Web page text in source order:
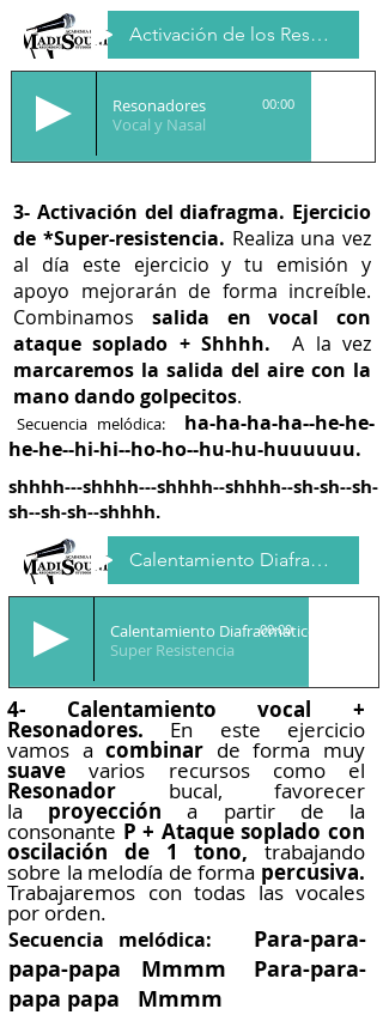
Activación de los Resonadores
Resonadores
Vocal y Nasal
00:00
3- Activación del diafragma. Ejercicio
de *Super-resistencia. Realiza una vez
al día este ejercicio y tu emisión y
apoyo mejorarán de forma increíble.
Combinamos salida en vocal con
ataque soplado + Shhhh. A la vez
marcaremos la salida del aire con la
mano dando golpecitos.
Secuencia melódica:ha-ha-ha-ha--he-he-
he-he--hi-hi--ho-ho--hu-hu-huuuuuu.
shhhh---shhhh---shhhh--shhhh--sh-sh--sh-
sh--sh-sh--shhhh.
Calentamiento Diafragmatico
Calentamiento Diafracmatico
Super Resistencia
00:00
4- Calentamiento vocal +
Resonadores. En este ejercicio
vamos acombinar de forma muy
suavevarios recursos como el
Resonador bucal, favorecer
la proyección a partir de la
consonante P + Ataque soplado con
oscilación de 1 tono, trabajando
sobre la melodía de forma percusiva.
Trabajaremos con todas las vocales
por orden.
Secuencia melódica:
Para-para-
papa-papa Mmmm Para-para-
papa papa Mmmm